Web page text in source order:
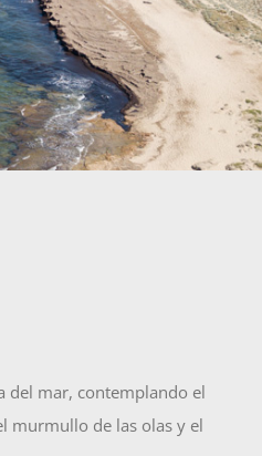
del mar, contemplando el
murmullo de las olas y el